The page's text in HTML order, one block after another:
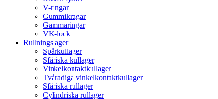
V-ringar
Gummikragar
Gammaringar
VK-lock
Rullningslager
Spårkullager
Sfäriska kullager
Vinkelkontaktkullager
Tvåradiga vinkelkontaktkullager
Sfäriska rullager
Cylindriska rullager